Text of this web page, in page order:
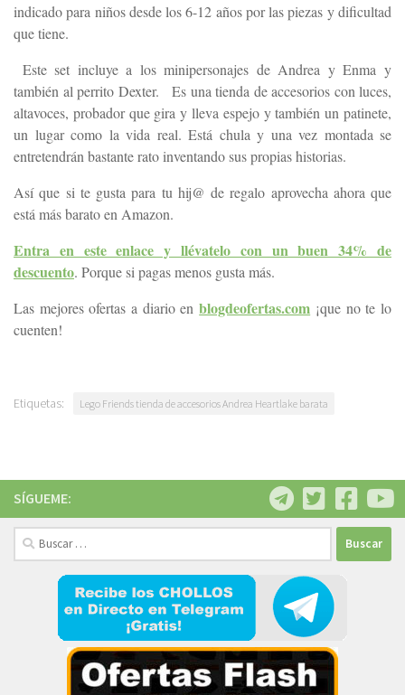
indicado para niños desde los 6-12 años por las piezas y dificultad
que tiene.
Este set incluye a los minipersonajes de Andrea y Enma y
también al perrito Dexter. Es una tienda de accesorios con luces,
altavoces, probador que gira y lleva espejo y también un patinete,
un lugar como la vida real. Está chula y una vez montada se
entretendrán bastante rato inventando sus propias historias.
Así que si te gusta para tu hij@ de regalo aprovecha ahora que
está más barato en Amazon.
Entra en este enlace y llévatelo con un buen 34% de
descuento. Porque si pagas menos gusta más.
Las mejores ofertas a diario enblogdeofertas.com ¡que no te lo
cuenten!
Etiquetas: Lego Friends tienda de accesorios Andrea Heartlake barata
SÍGUEME:
Buscar: